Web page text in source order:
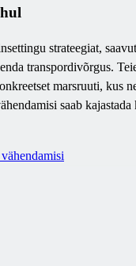
strateegiat,
transpordivõrgus.
marsruuti, kus
saab kajastada